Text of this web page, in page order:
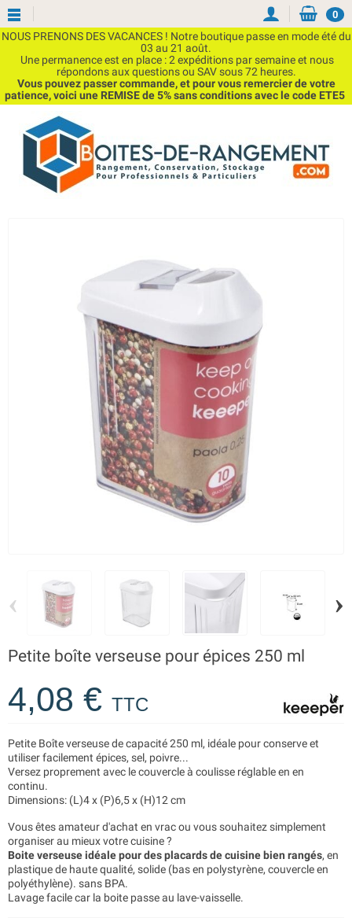
NOUS PRENONS DES VACANCES ! Notre boutique passe en mode été du
03 au 21 août.
Une permanence est en place : 2 expéditions par semaine et nous
répondons aux questions ou SAV sous 72 heures.
Vous pouvez passer commande, et pour vous remercier de votre
patience, voici une REMISE de 5% sans conditions avec le code ETE5
0
‹ ›
Petite boîte verseuse pour épices 250 ml
4,08 € TTC
Petite Boîte verseuse de capacité 250 ml, idéale pour conserve et
utiliser facilement épices, sel, poivre...
Versez proprement avec le couvercle à coulisse réglable en en
continu.
Dimensions: (L)4 x (P)6,5 x (H)12 cm
Vous êtes amateur d'achat en vrac ou vous souhaitez simplement
organiser au mieux votre cuisine ?
Boite verseuse idéale pour des placards de cuisine bien rangés, en
plastique de haute qualité, solide (bas en polystyrène, couvercle en
polyéthylène). sans BPA.
Lavage facile car la boite passe au lave-vaisselle.